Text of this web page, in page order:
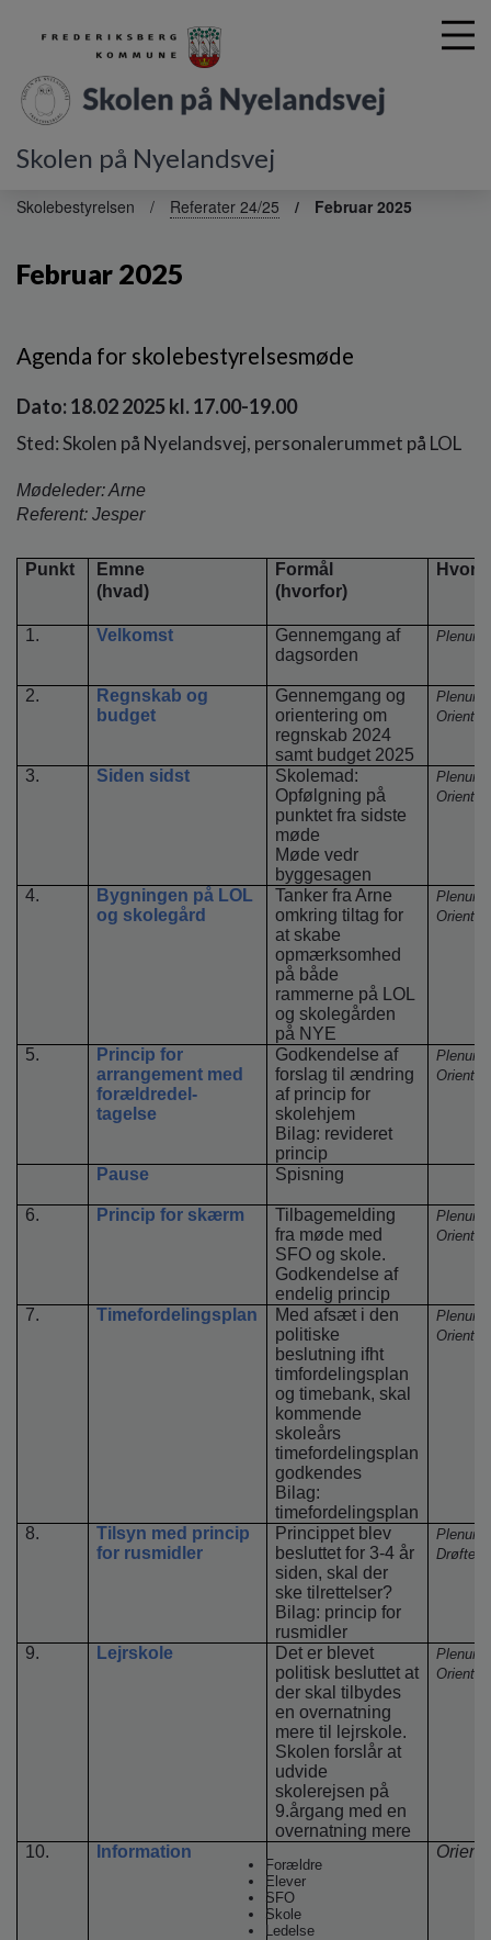
Skolen på Nyelandsvej
Skolebestyrelsen Referater 24/25 Februar 2025
Februar 2025
Agenda for skolebestyrelsesmøde
Dato: 18.02 2025 kl. 17.00-19.00
Sted: Skolen på Nyelandsvej, personalerummet på LOL
Mødeleder: Arne
Referent: Jesper
Punkt
Emne
(hvad)
Formål
(hvorfor)
1. Velkomst
Gennemgang af
dagsorden
Plenum
2.
Regnskab og
budget
Gennemgang og
orientering om
regnskab 2024
samt budget 2025
Plenum
3. Siden sidst
Skolemad:
Opfølgning på
punktet fra sidste
møde
Møde vedr
byggesagen
Plenum
4.
Bygningen på LOL
og skolegård
Tanker fra Arne
omkring tiltag for
at skabe
opmærksomhed
på både
rammerne på LOL
og skolegården
på NYE
Plenum
5.
Princip for
arrangement med
forældredel-
tagelse
Godkendelse af
forslag til ændring
af princip for
skolehjem
Bilag: revideret
princip
Plenum
Pause Spisning
6. Princip for skærm
Tilbagemelding
fra møde med
SFO og skole.
Godkendelse af
endelig princip
Plenum
7. Timefordelingsplan
Med afsæt i den
politiske
beslutning ifht
timfordelingsplan
og timebank, skal
kommende
skoleårs
timefordelingsplan
godkendes
Bilag:
timefordelingsplan
Plenum
8.
Tilsyn med princip
for rusmidler
Princippet blev
besluttet for 3-4 år
siden, skal der
ske tilrettelser?
Bilag: princip for
rusmidler
Plenum
9. Lejrskole
Det er blevet
politisk besluttet at
der skal tilbydes
en overnatning
mere til lejrskole.
Skolen forslår at
udvide
skolerejsen på
9.årgang med en
overnatning mere
Plenum
10. Information
Forældre
Elever
SFO
Skole
Ledelse